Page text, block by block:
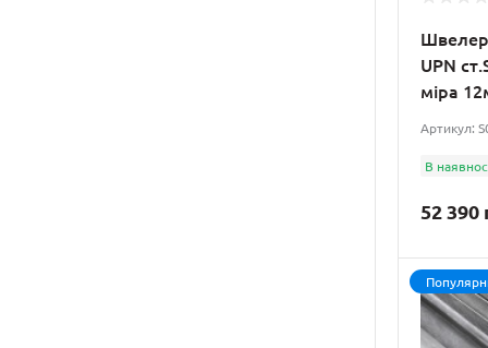
Швелер
UPN
міра
Артикул:
В
52 390